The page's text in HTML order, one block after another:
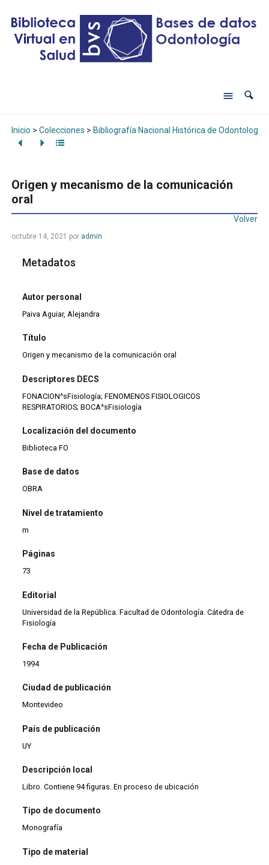
Inicio > Colecciones > Bibliografía Nacional Histórica de Odontología
Origen y mecanismo de la comunicación
oral
Volver
octubre 14, 2021 por admin
Metadatos
Autor personal
Paiva Aguiar, Alejandra
Título
Origen y mecanismo de la comunicación oral
Descriptores DECS
FONACION^sFisiología; FENOMENOS FISIOLOGICOS
RESPIRATORIOS; BOCA^sFisiología
Localización del documento
Biblioteca FO
Base de datos
OBRA
Nivel de tratamiento
m
Páginas
73
Editorial
Universidad de la República. Facultad de Odontología. Cátedra de
Fisiología
Fecha de Publicación
1994
Ciudad de publicación
Montevideo
País de publicación
UY
Descripción local
Libro. Contiene 94 figuras. En proceso de ubicación
Tipo de documento
Monografía
Tipo de material